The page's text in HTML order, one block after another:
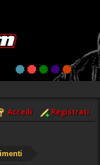
Accedi Registrati